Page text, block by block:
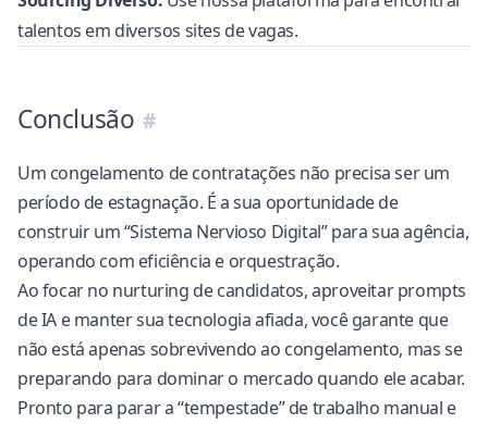
talentos em diversos sites de vagas.
Conclusão
Um congelamento de contratações não precisa ser um
período de estagnação. É a sua oportunidade de
construir um “Sistema Nervioso Digital” para sua agência,
operando com eficiência e orquestração.
Ao focar no nurturing de candidatos, aproveitar prompts
de IA e manter sua tecnologia afiada, você garante que
não está apenas sobrevivendo ao congelamento, mas se
preparando para dominar o mercado quando ele acabar.
Pronto para parar a “tempestade” de trabalho manual e